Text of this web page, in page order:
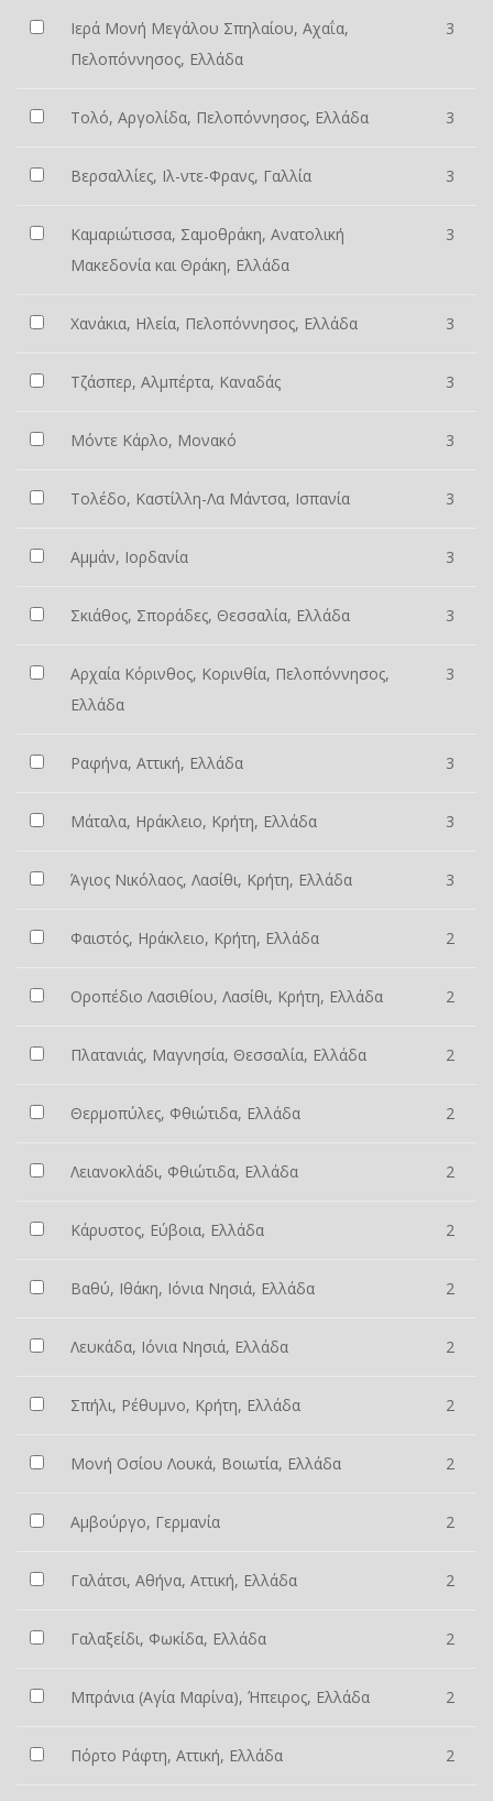
Ιερά Μονή Μεγάλου Σπηλαίου, Αχαΐα,
Πελοπόννησος, Ελλάδα
3
Τολό, Αργολίδα, Πελοπόννησος, Ελλάδα 3
Βερσαλλίες, Ιλ-ντε-Φρανς, Γαλλία 3
Καμαριώτισσα, Σαμοθράκη, Ανατολική
Μακεδονία και Θράκη, Ελλάδα
3
Χανάκια, Ηλεία, Πελοπόννησος, Ελλάδα 3
Τζάσπερ, Αλμπέρτα, Καναδάς 3
Μόντε Κάρλο, Μονακό 3
Τολέδο, Καστίλλη-Λα Μάντσα, Ισπανία 3
Αμμάν, Ιορδανία 3
Σκιάθος, Σποράδες, Θεσσαλία, Ελλάδα 3
Αρχαία Κόρινθος, Κορινθία, Πελοπόννησος,
Ελλάδα
3
Ραφήνα, Αττική, Ελλάδα 3
Μάταλα, Ηράκλειο, Κρήτη, Ελλάδα 3
Άγιος Νικόλαος, Λασίθι, Κρήτη, Ελλάδα 3
Φαιστός, Ηράκλειο, Κρήτη, Ελλάδα 2
Οροπέδιο Λασιθίου, Λασίθι, Κρήτη, Ελλάδα 2
Πλατανιάς, Μαγνησία, Θεσσαλία, Ελλάδα 2
Θερμοπύλες, Φθιώτιδα, Ελλάδα 2
Λειανοκλάδι, Φθιώτιδα, Ελλάδα 2
Κάρυστος, Εύβοια, Ελλάδα 2
Βαθύ, Ιθάκη, Ιόνια Νησιά, Ελλάδα 2
Λευκάδα, Ιόνια Νησιά, Ελλάδα 2
Σπήλι, Ρέθυμνο, Κρήτη, Ελλάδα 2
Μονή Οσίου Λουκά, Βοιωτία, Ελλάδα 2
Αμβούργο, Γερμανία 2
Γαλάτσι, Αθήνα, Αττική, Ελλάδα 2
Γαλαξείδι, Φωκίδα, Ελλάδα 2
Μπράνια (Αγία Μαρίνα), Ήπειρος, Ελλάδα 2
Πόρτο Ράφτη, Αττική, Ελλάδα 2